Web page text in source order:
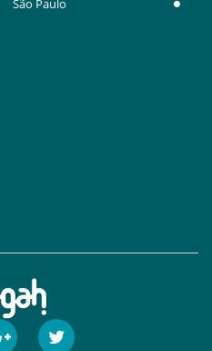
São Paulo